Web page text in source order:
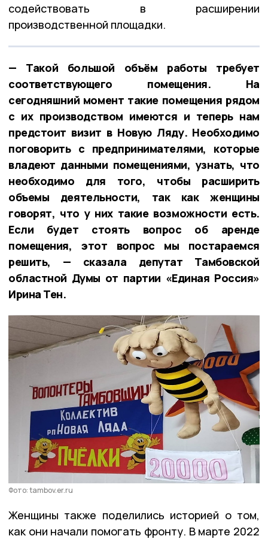
содействовать в расширении
производственной площадки.
— Такой большой объём работы требует
соответствующего помещения. На
сегодняшний момент такие помещения рядом
с их производством имеются и теперь нам
предстоит визит в Новую Ляду. Необходимо
поговорить с предпринимателями, которые
владеют данными помещениями, узнать, что
необходимо для того, чтобы расширить
объемы деятельности, так как женщины
говорят, что у них такие возможности есть.
Если будет стоять вопрос об аренде
помещения, этот вопрос мы постараемся
решить, — сказала депутат Тамбовской
областной Думы от партии «Единая Россия»
Ирина Тен.
Фото: tambov.er.ru
Женщины также поделились историей о том,
как они начали помогать фронту. В марте 2022